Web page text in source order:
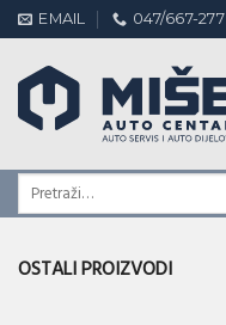
Skip
to
content
EMAIL 047/667-277
OSTALI PROIZVODI